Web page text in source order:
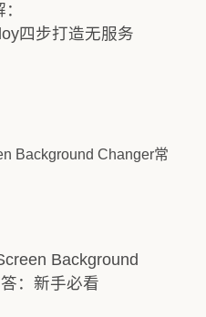
四步打造无服务
Background
：新手必看